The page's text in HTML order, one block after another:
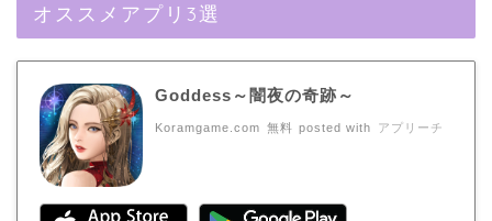
オススメアプリ3選
Goddess～闇夜の奇跡～
Koramgame.com 無料 posted with アプリーチ